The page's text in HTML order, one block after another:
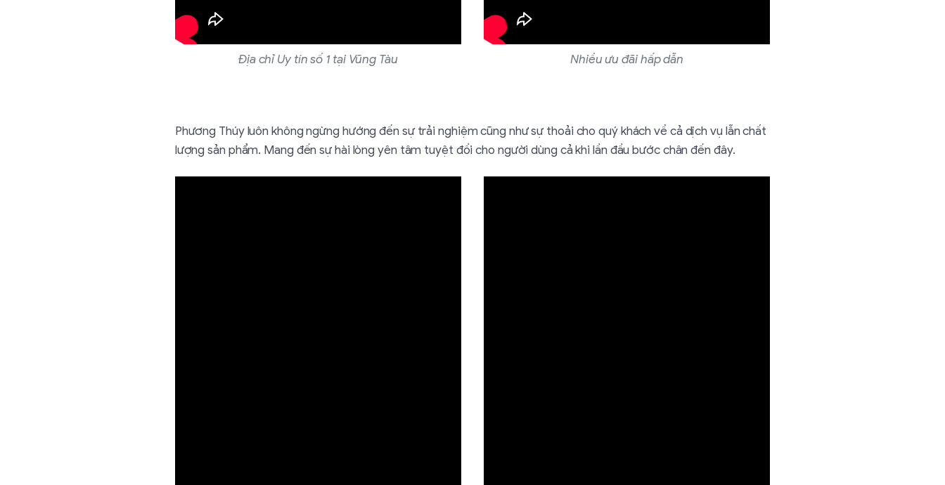
Địa chỉ Uy tín số 1 tại Vũng Tàu Nhiều ưu đãi hấp dẫn
Phương Thúy luôn không ngừng hướng đến sự trải nghiệm cũng như sự thoải cho quý khách về cả dịch vụ lẫn chất
lượng sản phẩm. Mang đến sự hài lòng yên tâm tuyệt đối cho người dùng cả khi lần đầu bước chân đến đây.